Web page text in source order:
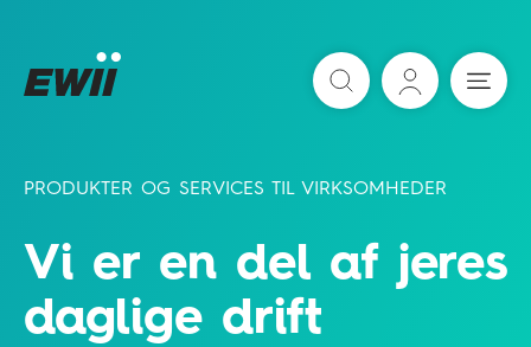
Søg
PRODUKTER OG SERVICES TIL VIRKSOMHEDER
Vi er en del af jeres
daglige drift